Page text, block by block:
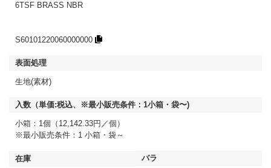
6TSF BRASS NBR
S60101220060000000
生地(素材)
小箱：1個（12,142.33円／個）
※最小販売条件：1 小箱・袋～